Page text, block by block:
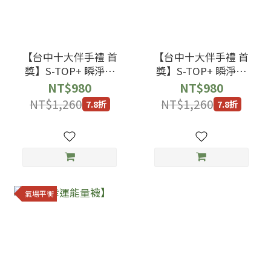
【台中十大伴手禮 首
獎】S-TOP+ 瞬淨短
襪歌劇院灰+硬殼包-1
雙組
NT$980
NT$1,260 7.8折
【台中十大伴手禮 首
獎】S-TOP+ 瞬淨短
襪淺奶茶+硬殼包-1雙
組
NT$980
NT$1,260 7.8折
氣場平衡